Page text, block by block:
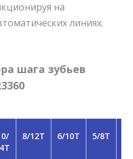
на
линиях.
шага зубьев
8/12T 6/10T 5/8T